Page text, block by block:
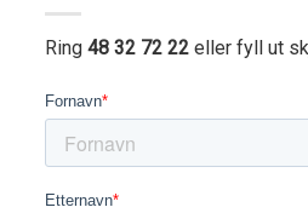
Ring48 32 72 22 eller fyll ut